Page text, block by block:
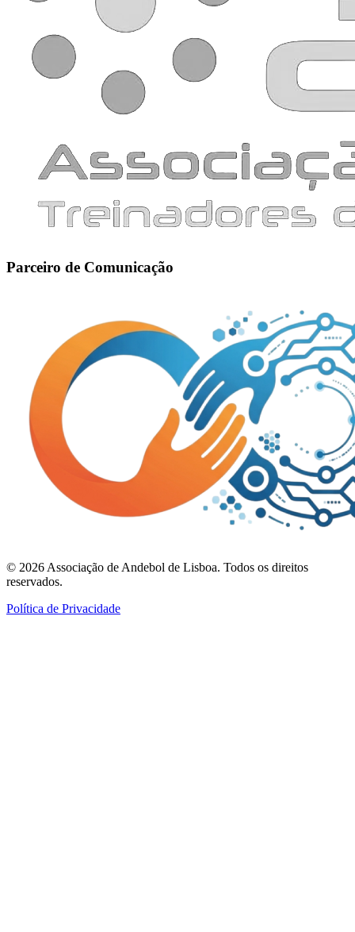
Parceiro de Comunicação
© 2026 Associação de Andebol de Lisboa. Todos os direitos
reservados.
Política de Privacidade